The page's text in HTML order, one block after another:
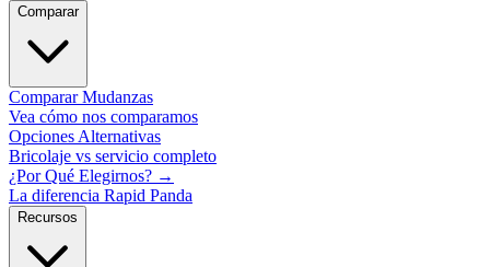
Comparar
Comparar Mudanzas
Vea cómo nos comparamos
Opciones Alternativas
Bricolaje vs servicio completo
¿Por Qué Elegirnos? →
La diferencia Rapid Panda
Recursos